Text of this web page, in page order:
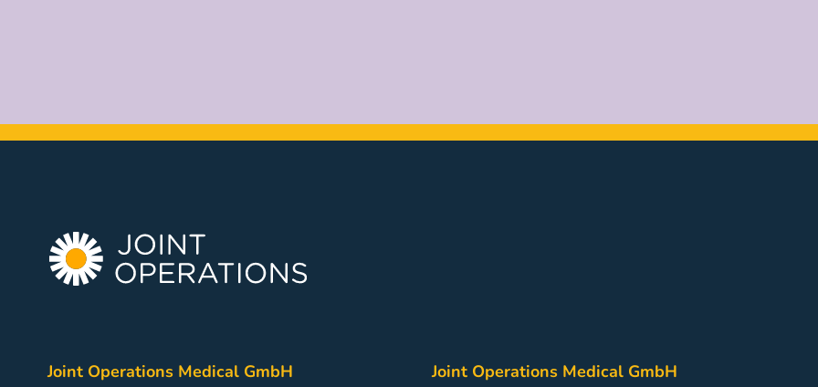
Joint Operations Medical GmbH
Joint Operations Medical GmbH